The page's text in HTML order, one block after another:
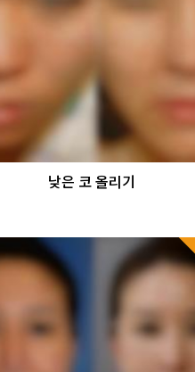
낮은 코 올리기